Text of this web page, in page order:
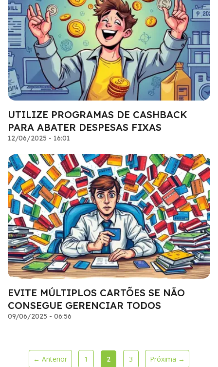
UTILIZE PROGRAMAS DE CASHBACK
PARA ABATER DESPESAS FIXAS
12/06/2025 - 16:01
EVITE MÚLTIPLOS CARTÕES SE NÃO
CONSEGUE GERENCIAR TODOS
09/06/2025 - 06:56
← Anterior 1 2 3 Próxima →